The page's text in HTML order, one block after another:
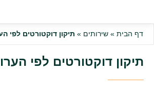
דף הבית » שירותים » תיקון דוקטורטים לפי
תיקון דוקטורטים לפי